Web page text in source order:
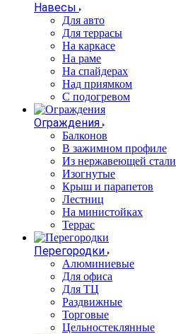
Навесы
Для авто
Для террасы
На каркасе
На раме
На спайдерах
Над приямком
С подогревом
Ограждения
Балконов
В зажимном профиле
Из нержавеющей стали
Изогнутые
Крыш и парапетов
Лестниц
На министойках
Террас
Перегородки
Алюминиевые
Для офиса
Для ТЦ
Раздвижные
Торговые
Цельностеклянные